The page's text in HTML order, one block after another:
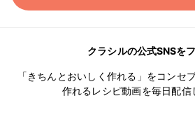
クラシルの公式SNSを
「きちんとおいしく作れる」をコンセ
作れるレシピ動画を毎日配信